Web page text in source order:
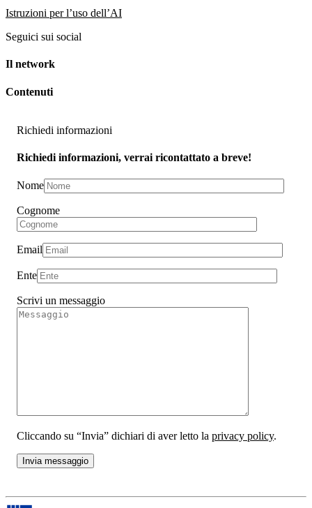
Istruzioni per l’uso dell’AI
Seguici sui social
Il network
Contenuti
Richiedi informazioni
Richiedi informazioni, verrai ricontattato a breve!
Nome
Cognome
Email
Ente
Scrivi un messaggio
Cliccando su “Invia” dichiari di aver letto la privacy policy.